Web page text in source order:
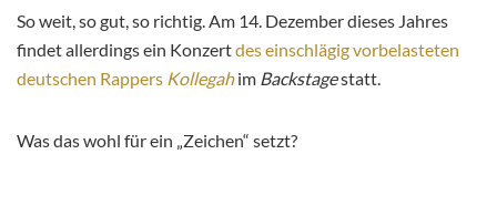
So weit, so gut, so richtig. Am 14. Dezember dieses Jahres
findet allerdings ein Konzertdes einschlägig vorbelasteten
deutschen Rappers Kollegahim Backstagestatt.
Was das wohl für ein „Zeichen“ setzt?